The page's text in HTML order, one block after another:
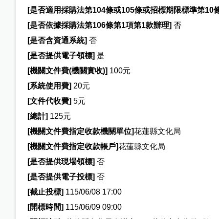
[是否適用採購法第104條或105條或招標期限標準第10
[是否依據採購法第106條第1項第1款辦理] 否
[是否含資通系統] 否
[是否提供電子領標] 是
[機關文件費(機關實收)] 100元
[系統使用費] 20元
[文件代收費] 5元
[總計] 125元
[機關文件費指定收款機關單位]花蓮縣文化局
[機關文件費指定收款帳戶]花蓮縣文化局
[是否提供現場領標] 否
[是否提供電子投標] 否
[截止投標] 115/06/08 17:00
[開標時間] 115/06/09 09:00